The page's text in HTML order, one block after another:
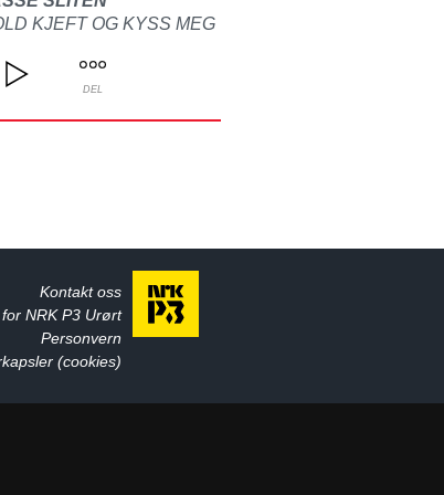
KJEFT OG KYSS MEG
DEL
Kontakt oss
NRK P3 Urørt
Personvern
(cookies)